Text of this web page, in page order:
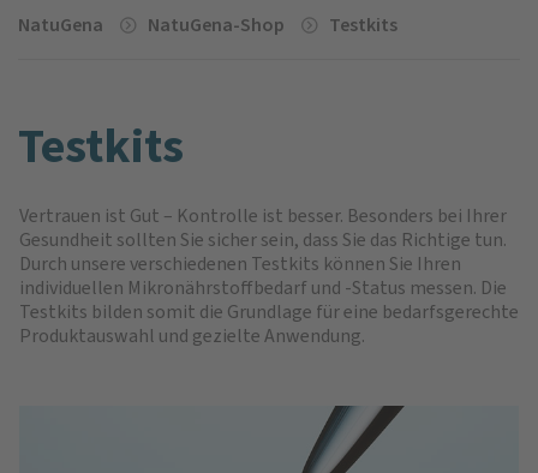
NatuGena NatuGena-Shop Testkits
Testkits
Vertrauen ist Gut – Kontrolle ist besser. Besonders bei Ihrer
Gesundheit sollten Sie sicher sein, dass Sie das Richtige tun.
Durch unsere verschiedenen Testkits können Sie Ihren
individuellen Mikronährstoffbedarf und -Status messen. Die
Testkits bilden somit die Grundlage für eine bedarfsgerechte
Produktauswahl und gezielte Anwendung.